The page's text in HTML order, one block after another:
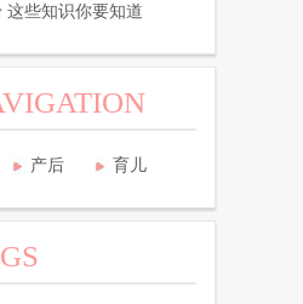
这些知识你要知道
产后 育儿